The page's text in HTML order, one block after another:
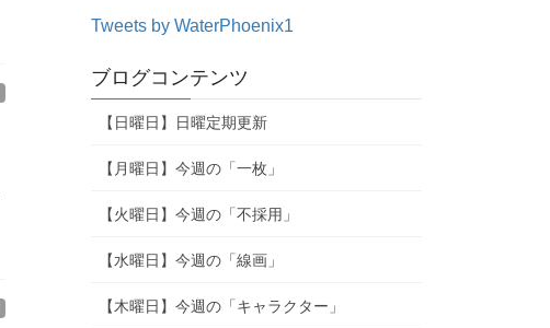
Tweets by WaterPhoenix1
ブログコンテンツ
【日曜日】日曜定期更新
【月曜日】今週の「一枚」
【火曜日】今週の「不採用」
【水曜日】今週の「線画」
【木曜日】今週の「キャラクター」